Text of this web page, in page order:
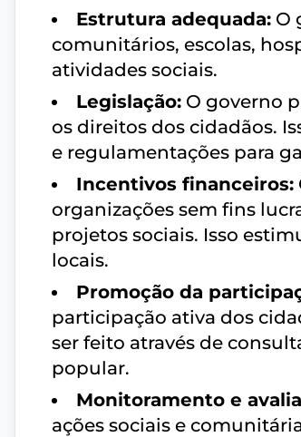
Estrutura adequada: O
comunitários, escolas,
atividades sociais.
Legislação: O governo
os direitos dos cidadãos.
e regulamentações para
Incentivos financeiros:
organizações sem fins
projetos sociais. Isso
locais.
Promoção da
participação ativa dos
ser feito através de
popular.
Monitoramento e
ações sociais e